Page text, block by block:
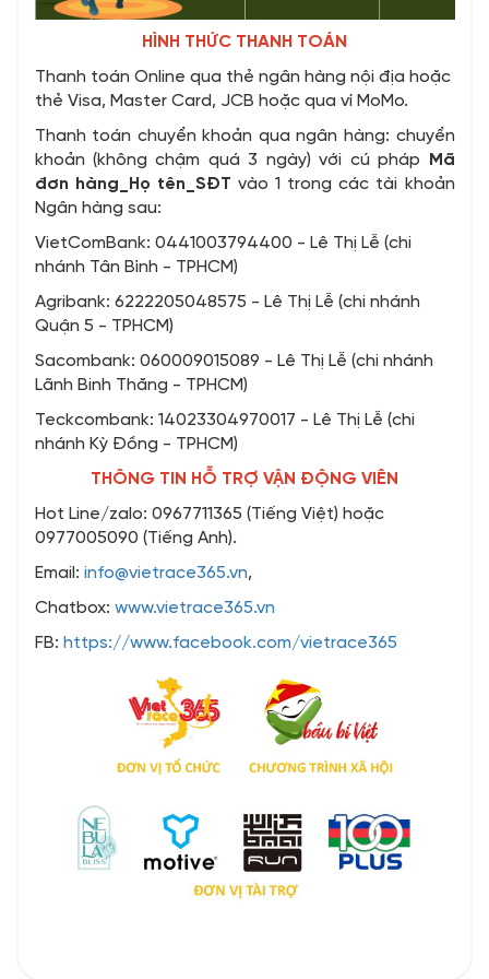
HÌNH THỨC THANH TOÁN
Thanh toán Online qua thẻ ngân hàng nội địa hoặc
thẻ Visa, Master Card, JCB hoặc qua ví MoMo.
Thanh toán chuyển khoản qua ngân hàng: chuyển
khoản (không chậm quá 3 ngày) với cú pháp
Mã
đơn hàng_Họ tên_SĐT vào 1 trong các tài khoản
Ngân hàng sau:
VietComBank: 0441003794400 - Lê Thị Lễ (chi
nhánh Tân Bình - TPHCM)
Agribank: 6222205048575 - Lê Thị Lễ (chi nhánh
Quận 5 - TPHCM)
Sacombank: 060009015089 - Lê Thị Lễ (chi nhánh
Lãnh Binh Thăng - TPHCM)
Teckcombank: 14023304970017 - Lê Thị Lễ (chi
nhánh Kỳ Đồng - TPHCM)
THÔNG TIN HỖ TRỢ VẬN ĐỘNG VIÊN
Hot Line/zalo: 0967711365 (Tiếng Việt) hoặc
0977005090 (Tiếng Anh).
Email: info@vietrace365.vn,
Chatbox: www.vietrace365.vn
FB: https://www.facebook.com/vietrace365